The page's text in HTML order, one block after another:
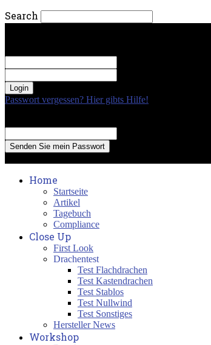
Search
Passwort vergessen? Hier gibts Hilfe!
Home
Startseite
Artikel
Tagebuch
Compliance
Close Up
First Look
Drachentest
Test Flachdrachen
Test Kastendrachen
Test Stablos
Test Nullwind
Test Sonstiges
Hersteller News
Workshop